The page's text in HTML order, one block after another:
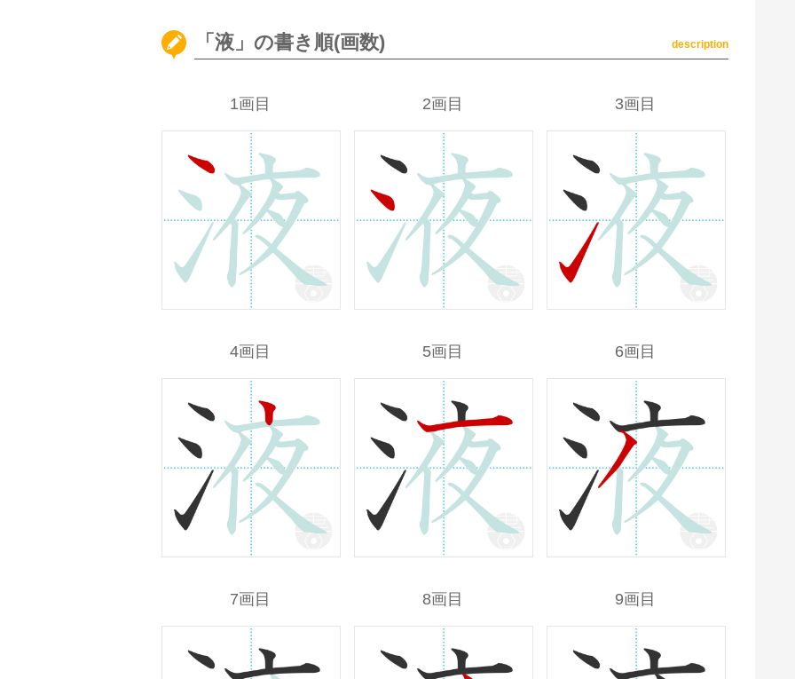
「液」の書き順(画数) description
1画目 2画目 3画目
4画目 5画目 6画目
7画目 8画目 9画目